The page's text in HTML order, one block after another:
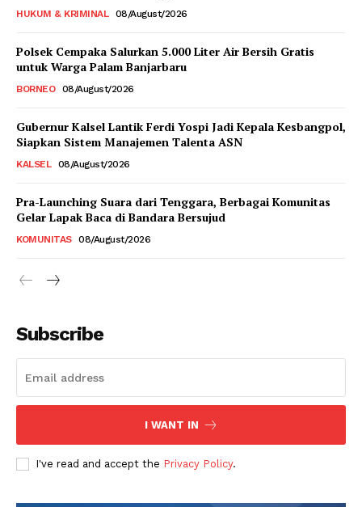
HUKUM & KRIMINAL 08/August/2026
Polsek Cempaka Salurkan 5.000 Liter Air Bersih Gratis
untuk Warga Palam Banjarbaru
BORNEO 08/August/2026
Gubernur Kalsel Lantik Ferdi Yospi Jadi Kepala Kesbangpol,
Siapkan Sistem Manajemen Talenta ASN
KALSEL 08/August/2026
Pra-Launching Suara dari Tenggara, Berbagai Komunitas
Gelar Lapak Baca di Bandara Bersujud
KOMUNITAS 08/August/2026
Subscribe
I WANT IN
I've read and accept the Privacy Policy.